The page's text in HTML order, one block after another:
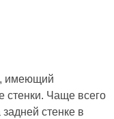
имеющий
Чаще всего
стенке в